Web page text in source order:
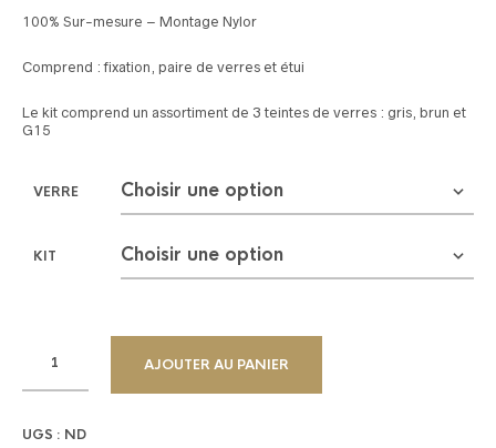
100% Sur-mesure – Montage Nylor
Comprend : fixation, paire de verres et étui
Le kit comprend un assortiment de 3 teintes de verres : gris, brun et
G15
VERRE
KIT
AJOUTER AU PANIER
UGS : ND